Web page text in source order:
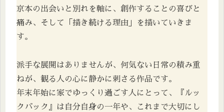
京本の出会いと別れを軸に、創作することの喜びと
痛み、そして「描き続ける理由」を描いていきま
す。
派手な展開はありませんが、何気ない日常の積み重
ねが、観る人の心に静かに刺さる作品です。
年末年始に家でゆっくり過ごす人にとって、『ルッ
クバック』は自分自身の一年や、これまで大切にし